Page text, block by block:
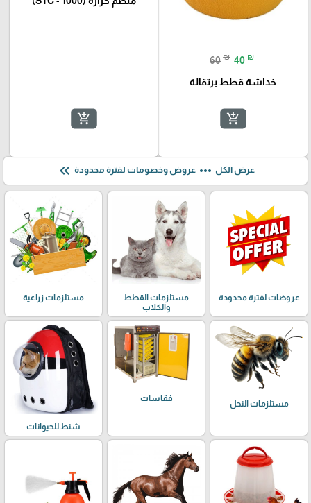
60 ₪ 40 ₪
خداشة قطط برتقالة
add_shopping_cart
add_shopping_cart
عرض الكل more_horiz عروض وخصومات لفترة محدودة keyboard_double_arrow_left
عروضات لفترة محدودة
مستلزمات القطط
والكلاب
مستلزمات زراعية
مستلزمات النحل
فقاسات
شنط للحيوانات